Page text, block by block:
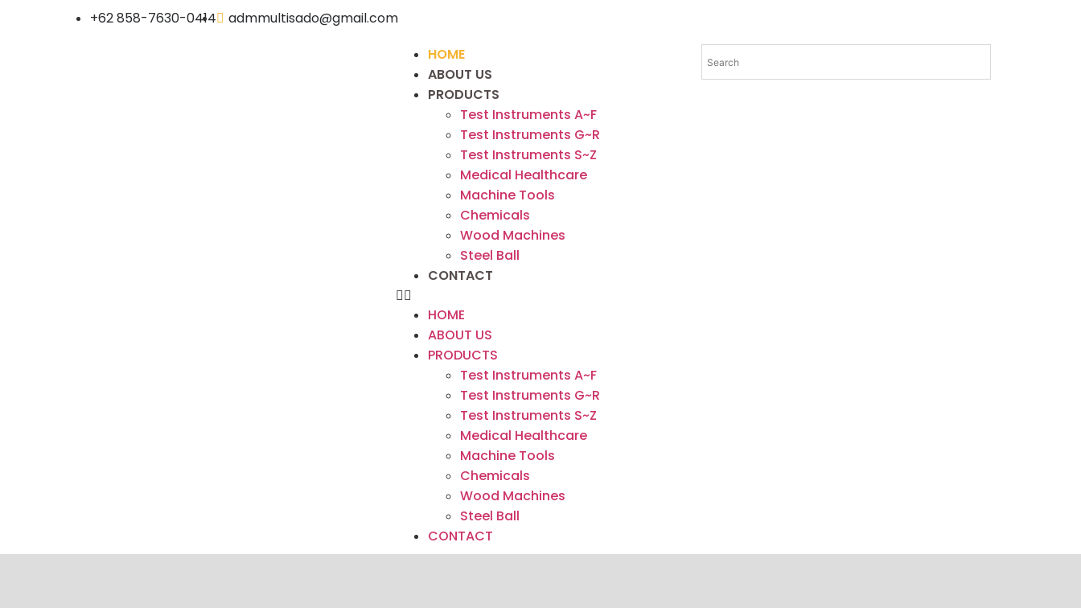
+62 858-7630-0414
admmultisado@gmail.com
HOME
ABOUT US
PRODUCTS
Test Instruments A~F
Test Instruments G~R
Test Instruments S~Z
Medical Healthcare
Machine Tools
Chemicals
Wood Machines
Steel Ball
CONTACT
HOME
ABOUT US
PRODUCTS
Test Instruments A~F
Test Instruments G~R
Test Instruments S~Z
Medical Healthcare
Machine Tools
Chemicals
Wood Machines
Steel Ball
CONTACT